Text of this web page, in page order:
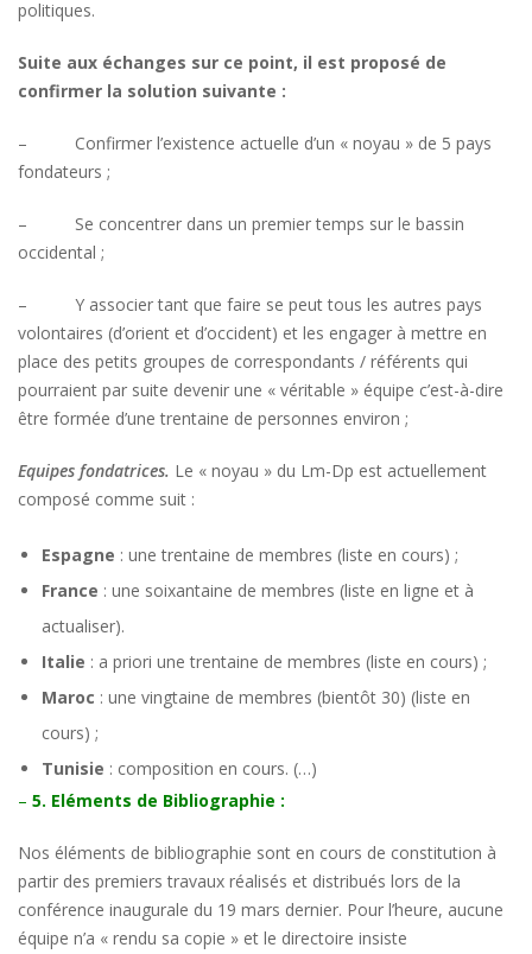
politiques.
Suite aux échanges sur ce point, il est proposé de
confirmer la solution suivante :
– Confirmer l’existence actuelle d’un « noyau » de 5 pays
fondateurs ;
– Se concentrer dans un premier temps sur le bassin
occidental ;
– Y associer tant que faire se peut tous les autres pays
volontaires (d’orient et d’occident) et les engager à mettre en
place des petits groupes de correspondants / référents qui
pourraient par suite devenir une « véritable » équipe c’est-à-dire
être formée d’une trentaine de personnes environ ;
Equipes fondatrices. Le « noyau » du Lm-Dp est actuellement
composé comme suit :
Espagne : une trentaine de membres (liste en cours) ;
France : une soixantaine de membres (liste en ligne et à
actualiser).
Italie : a priori une trentaine de membres (liste en cours) ;
Maroc : une vingtaine de membres (bientôt 30) (liste en
cours) ;
Tunisie : composition en cours. (…)
– 5. Eléments de Bibliographie :
Nos éléments de bibliographie sont en cours de constitution à
partir des premiers travaux réalisés et distribués lors de la
conférence inaugurale du 19 mars dernier. Pour l’heure, aucune
équipe n’a « rendu sa copie » et le directoire insiste